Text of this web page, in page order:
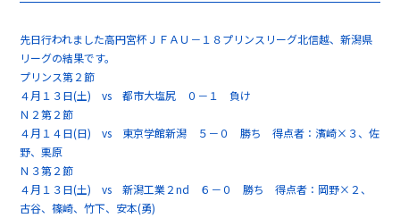
先日行われました高円宮杯ＪＦＡＵ－１８プリンスリーグ北信越、新潟県
リーグの結果です。
プリンス第２節
４月１３日(土) vs 都市大塩尻 ０－１ 負け
Ｎ２第２節
４月１４日(日) vs 東京学館新潟 ５－０ 勝ち 得点者：濱崎×３、佐
野、栗原
Ｎ３第２節
４月１３日(土) vs 新潟工業２nd ６－０ 勝ち 得点者：岡野×２、
古谷、篠崎、竹下、安本(勇)